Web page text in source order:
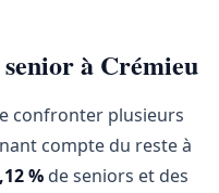
à Crémieu
confronter plusieurs
compte du reste à
% de seniors et des